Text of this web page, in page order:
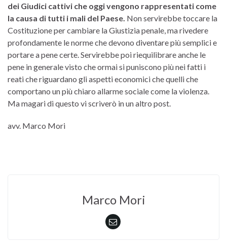
dei Giudici cattivi che oggi vengono rappresentati come
la causa di tutti i mali del Paese. Non servirebbe toccare la
Costituzione per cambiare la Giustizia penale, ma rivedere
profondamente le norme che devono diventare più semplici e
portare a pene certe. Servirebbe poi riequilibrare anche le
pene in generale visto che ormai si puniscono più nei fatti i
reati che riguardano gli aspetti economici che quelli che
comportano un più chiaro allarme sociale come la violenza.
Ma magari di questo vi scriverò in un altro post.
avv. Marco Mori
Marco Mori